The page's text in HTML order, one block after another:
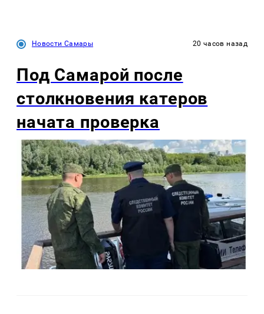
Новости Самары 20 часов назад
Под Самарой после
столкновения катеров
начата проверка